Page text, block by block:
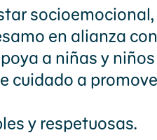
socioemocional,
en alianza con
a niñas y niños
cuidado a
y respetuosas.